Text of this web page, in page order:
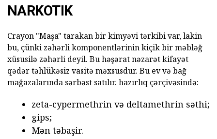
NARKOTIK
Crayon "Maşa" tarakan bir kimyəvi tərkibi var, lakin
bu, çünki zəhərli komponentlərinin kiçik bir məbləğ
xüsusilə zəhərli deyil. Bu həşərat nəzarət kifayət
qədər təhlükəsiz vasitə məxsusdur. Bu ev və bağ
mağazalarında sərbəst satılır. hazırlıq çərçivəsində:
zeta-cypermethrin və deltamethrin səthi;
gips;
Mən təbaşir.